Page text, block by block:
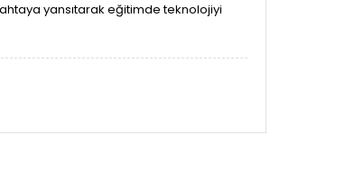
yansıtarak eğitimde teknolojiyi